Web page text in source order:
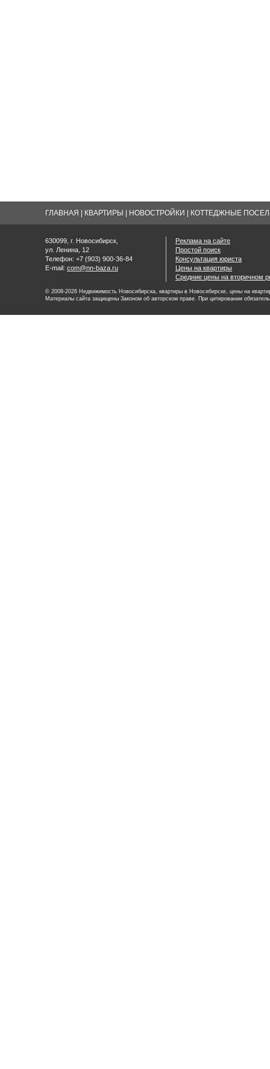
ГЛАВНАЯ КВАРТИРЫ НОВОСТРОЙКИ КОТТЕДЖНЫЕ
630099, г. Новосибирск,
ул. Ленина, 12
Телефон: +7 (903) 900-36-84
E-mail: com@nn-baza.ru
Реклама на сайте
Простой поиск
Консультация юриста
Цены на квартиры
Средние цены на вторичном
© 2008-2026 Недвижимость Новосибирска, квартиры в Новосибирске, цены на
Материалы сайта защищены Законом об авторском праве. При цитировании